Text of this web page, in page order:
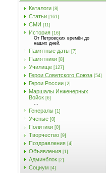
Каталоги [8]
Статьи [161]
СМИ [11]
История [16]
От Петровских времён до
наших дней.
Памятные даты [7]
Памятники [8]
Училищe [127]
Герои Советского Союза [54]
Герои России [2]
Маршалы Инженерных
Войск [6]
...
Генералы [1]
Ученые [0]
Политики [0]
Творчество [9]
Поздравления [4]
Объявления [1]
Админблок [2]
Социум [4]